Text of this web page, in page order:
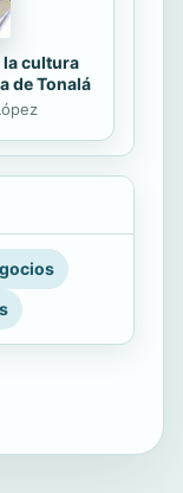
cultura
de Tonalá